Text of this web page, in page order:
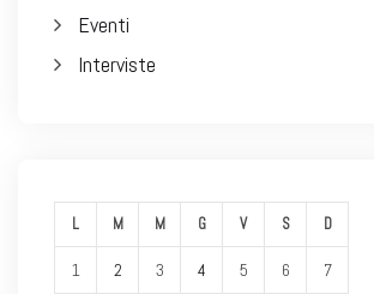
Eventi
Interviste
L M M G V S D
1 2 3 4 5 6 7